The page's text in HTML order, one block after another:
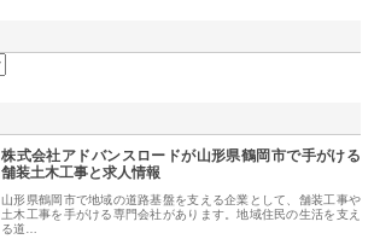
株式会社アドバンスロードが山形県鶴岡市で手がける
舗装土木工事と求人情報
山形県鶴岡市で地域の道路基盤を支える企業として、舗装工事や
土木工事を手がける専門会社があります。地域住民の生活を支え
る道…